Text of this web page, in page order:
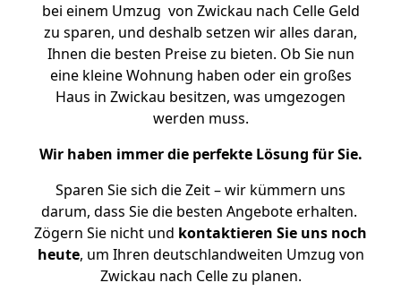
bei einem Umzug von Zwickau nach Celle Geld
zu sparen, und deshalb setzen wir alles daran,
Ihnen die besten Preise zu bieten. Ob Sie nun
eine kleine Wohnung haben oder ein großes
Haus in Zwickau besitzen, was umgezogen
werden muss.
Wir haben immer die perfekte Lösung für Sie.
Sparen Sie sich die Zeit – wir kümmern uns
darum, dass Sie die besten Angebote erhalten.
Zögern Sie nicht und kontaktieren Sie uns noch
heute, um Ihren deutschlandweiten Umzug von
Zwickau nach Celle zu planen.